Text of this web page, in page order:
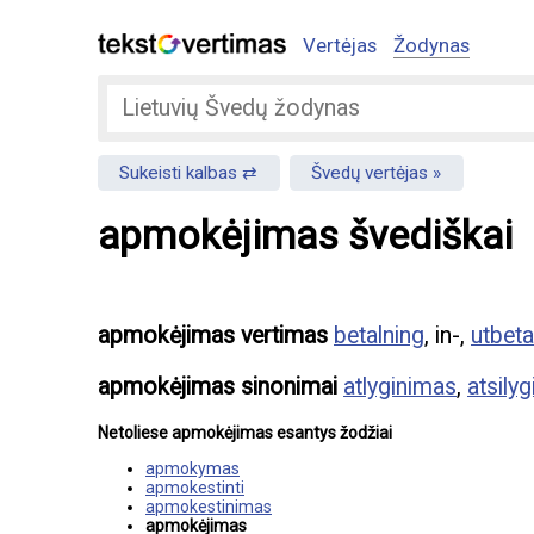
Vertėjas Žodynas
Sukeisti kalbas Švedų vertėjas
apmokėjimas švediškai
apmokėjimas vertimas betalning, in-,
apmokėjimas sinonimai atlyginimas,
Netoliese apmokėjimas esantys žodžiai
apmokymas
apmokestinti
apmokestinimas
apmokėjimas